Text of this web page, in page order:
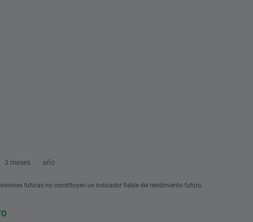
3 meses año
futuras no constituyen un indicador fiable del rendimiento futuro.